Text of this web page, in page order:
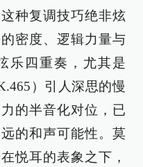
种复调技巧绝非炫
密度、逻辑力量与
乐四重奏，尤其是
）引人深思的慢
的半音化对位，已
的和声可能性。莫
悦耳的表象之下，